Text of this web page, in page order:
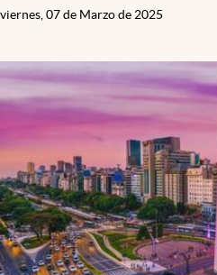
viernes, 07 de Marzo de 2025